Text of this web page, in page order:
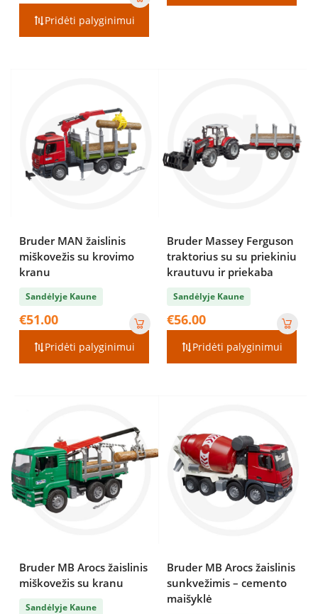
Pridėti palyginimui
Bruder MAN žaislinis
miškovežis su krovimo
kranu
Sandėlyje Kaune
€51.00
Pridėti palyginimui
Bruder Massey Ferguson
traktorius su su priekiniu
krautuvu ir priekaba
Sandėlyje Kaune
€56.00
Pridėti palyginimui
Bruder MB Arocs žaislinis
miškovežis su kranu
Sandėlyje Kaune
Bruder MB Arocs žaislinis
sunkvežimis – cemento
maišyklė